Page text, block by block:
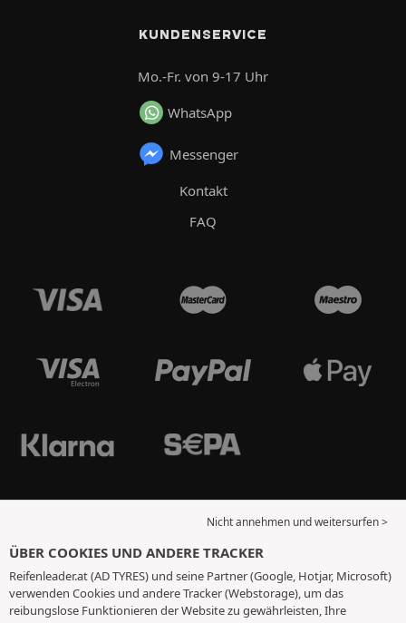
KUNDENSERVICE
Mo.-Fr. von 9-17 Uhr
WhatsApp
Messenger
Kontakt
FAQ
Nicht annehmen und weitersurfen >
ÜBER COOKIES UND ANDERE TRACKER
Reifenleader.at (AD TYRES) und seine Partner (Google, Hotjar, Microsoft)
verwenden Cookies und andere Tracker (Webstorage), um das
reibungslose Funktionieren der Website zu gewährleisten, Ihre